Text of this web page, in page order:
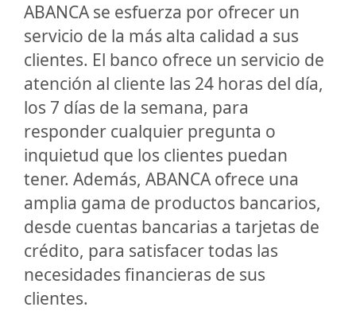
ABANCA se esfuerza por ofrecer un
servicio de la más alta calidad a sus
clientes. El banco ofrece un servicio de
atención al cliente las 24 horas del día,
los 7 días de la semana, para
responder cualquier pregunta o
inquietud que los clientes puedan
tener. Además, ABANCA ofrece una
amplia gama de productos bancarios,
desde cuentas bancarias a tarjetas de
crédito, para satisfacer todas las
necesidades financieras de sus
clientes.